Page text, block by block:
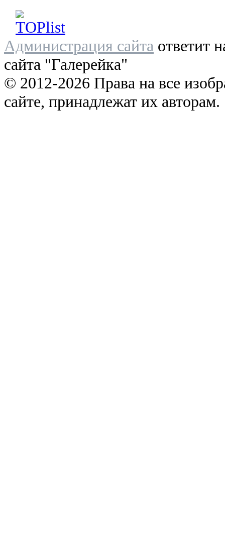
Администрация сайта ответит
сайта "Галерейка"
© 2012-2026 Права на все
сайте, принадлежат их авторам.